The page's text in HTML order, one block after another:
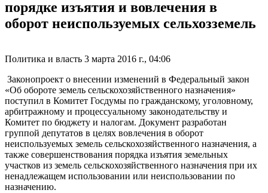
порядке изъятия и вовлечения в
оборот неиспользуемых сельхозземель
Политика и власть 3 марта 2016 г., 04:06
Законопроект о внесении изменений в Федеральный закон
«Об обороте земель сельскохозяйственного назначения»
поступил в Комитет Госдумы по гражданскому, уголовному,
арбитражному и процессуальному законодательству и
Комитет по бюджету и налогам. Документ разработан
группой депутатов в целях вовлечения в оборот
неиспользуемых земель сельскохозяйственного назначения, а
также совершенствования порядка изъятия земельных
участков из земель сельскохозяйственного назначения при их
ненадлежащем использовании или неиспользовании по
назначению.